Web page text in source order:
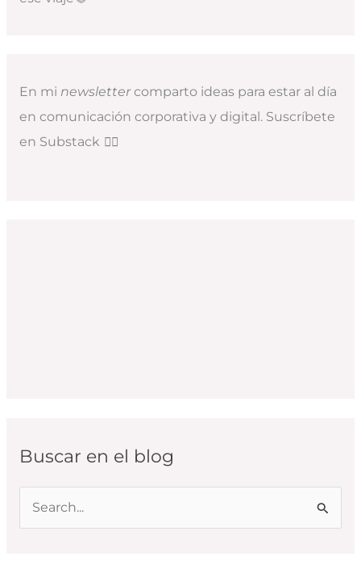
En mi newslettercomparto ideas para estar al día
en comunicación corporativa y digital. Suscríbete
en Substack 👇🏻
Buscar en el blog